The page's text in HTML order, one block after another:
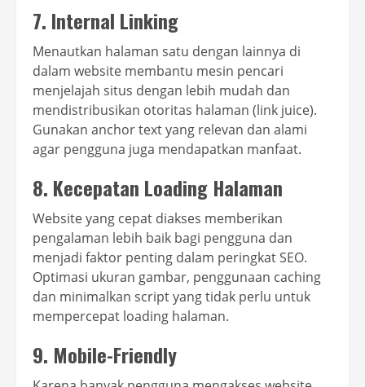
7. Internal Linking
Menautkan halaman satu dengan lainnya di
dalam website membantu mesin pencari
menjelajah situs dengan lebih mudah dan
mendistribusikan otoritas halaman (link juice).
Gunakan anchor text yang relevan dan alami
agar pengguna juga mendapatkan manfaat.
8. Kecepatan Loading Halaman
Website yang cepat diakses memberikan
pengalaman lebih baik bagi pengguna dan
menjadi faktor penting dalam peringkat SEO.
Optimasi ukuran gambar, penggunaan caching
dan minimalkan script yang tidak perlu untuk
mempercepat loading halaman.
9. Mobile-Friendly